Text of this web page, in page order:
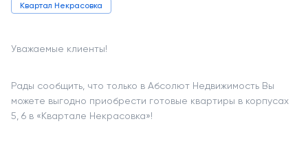
Квартал Некрасовка
Уважаемые клиенты!
Рады сообщить, что только в Абсолют Недвижимость Вы
можете выгодно приобрести готовые квартиры в корпусах
5, 6 в «Квартале Некрасовка»!